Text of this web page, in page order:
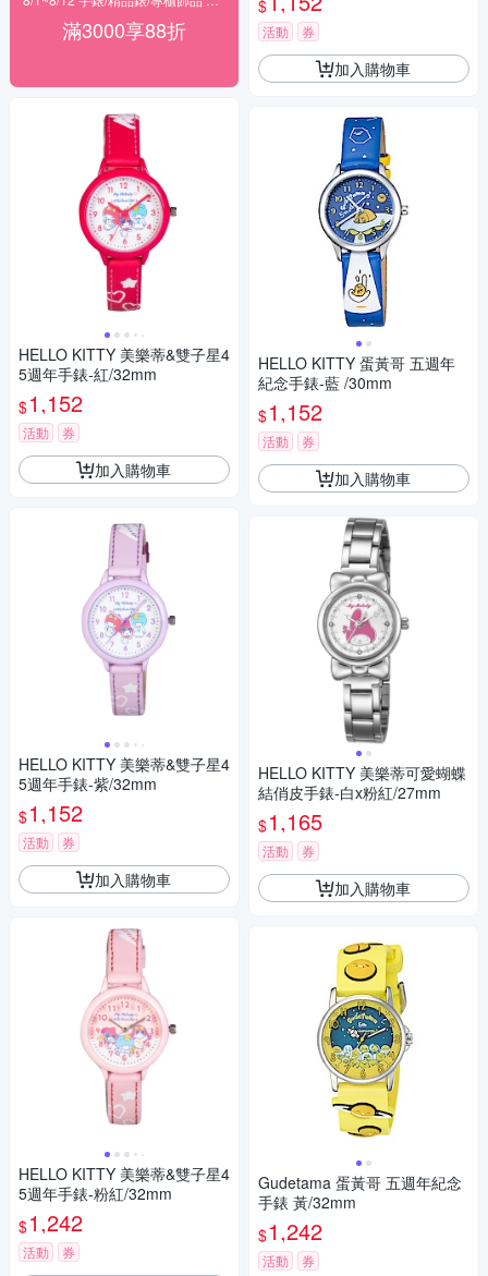
滿3000享88折
HELLO KITTY 美樂蒂&雙子星4
5週年手錶-紅/32mm
$1,152
活動 券
加入購物車
HELLO KITTY 美樂蒂&雙子星4
5週年手錶-紫/32mm
$1,152
活動 券
加入購物車
HELLO KITTY 美樂蒂&雙子星4
5週年手錶-粉紅/32mm
$1,242
活動 券
$
活動 券
加入購物車
HELLO KITTY 蛋黃哥 五週年
紀念手錶-藍 /30mm
$1,152
活動 券
加入購物車
HELLO KITTY 美樂蒂可愛蝴蝶
結俏皮手錶-白x粉紅/27mm
$1,165
活動 券
加入購物車
Gudetama 蛋黃哥 五週年紀念
手錶 黃/32mm
$1,242
活動 券